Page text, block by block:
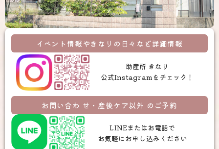
イベント情報やきなりの日々など詳細情報
助産所 きなり
公式Instagramをチェック！
お問い合わ せ・産後ケア以外 のご予約
LINEまたはお電話で
お気軽にお申し込みください